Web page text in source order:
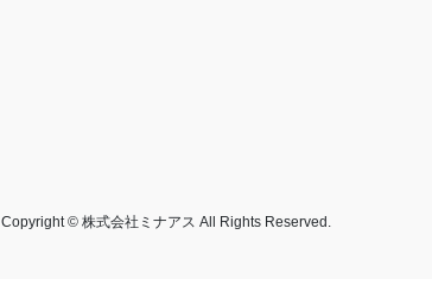
Copyright © 株式会社ミナアス All Rights Reserved.